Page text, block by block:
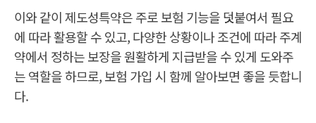
이와 같이 제도성특약은 주로 보험 기능을 덧붙여서 필요
에 따라 활용할 수 있고, 다양한 상황이나 조건에 따라 주계
약에서 정하는 보장을 원활하게 지급받을 수 있게 도와주
는 역할을 하므로, 보험 가입 시 함께 알아보면 좋을 듯합니
다.